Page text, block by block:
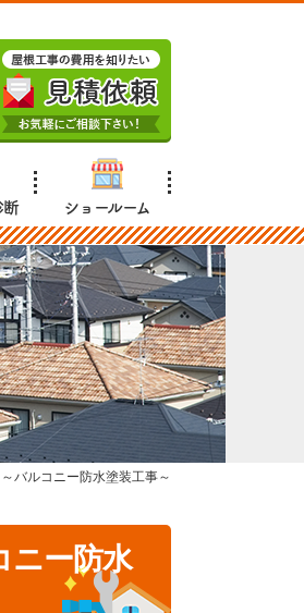
断 ショールーム
ルコニー防水塗装工事～
ー防水